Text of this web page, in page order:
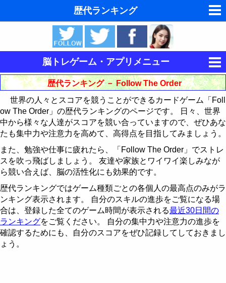
歴代ランキング
夢の夢占い
東洋・西洋占星術
ホラリー占星術
手相占いで未来診断
タロットカードで無料占い
飛星派風水で住宅開運
男と女の心理学と心理テスト
脳の機能と心と体の健康
Western-Eastern Astrology
脳トレゲーム・アプリメニュー
集中力を鍛える
キングをたたけ
歴代ランキング
最近30日間のランキング
Follow The Order
歴代ランキング
最近30日間のランキング
記憶力を鍛える
神経衰弱
歴代ランキング
最近30日間のランキング
論理力を鍛える
15パズル
15パズルの解き方
歴代ランキング
CubePuzzle3D
CubePuzzle3D攻略法
運動制御能力を鍛える
BikeRace3D
歴代ランキング
RealBreaker3D
歴代ランキング － Follow The Order
世界の人々とスコアを競うことができるカードゲーム「Foll
ow The Order」の歴代ランキングのページです。 日々、世界
中から様々な人達がスコアを競い合っていますので、ぜひあな
たも集中力や注意力を高めて、高得点を目指してみましょう。
また、勉強や仕事に疲れたら、「Follow The Order」でストレ
スを吹っ飛ばしましょう。 友達や家族とワイワイ楽しみなが
ら競い合えば、脳の活性化にも効果的です。
歴代ランキングではゲーム種類ごとの各個人の最高点のみがラ
ンキング表示されます。 自分のスキルの進歩をご覧になる場
合は、登録した全てのゲーム時間が表示される最近30日間の
ランキングをご覧ください。 自分の集中力や注意力の進歩を
確認するためにも、自分のスコアをぜひ記録してしておきまし
ょう。